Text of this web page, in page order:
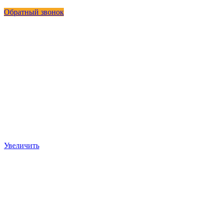
Обратный звонок
Увеличить